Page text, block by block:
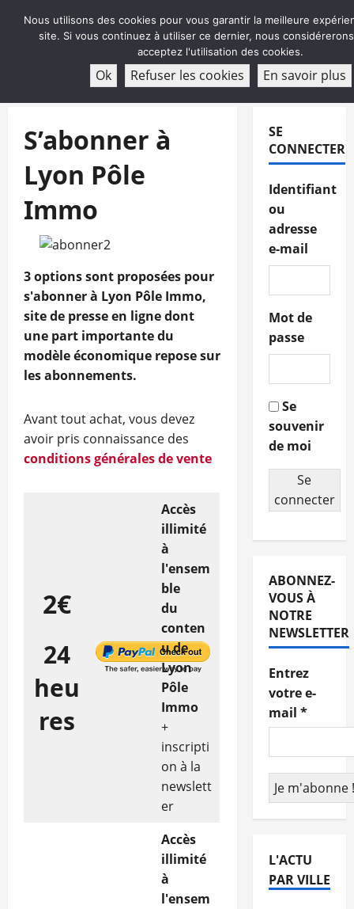
ABONNEMENT
S’abonner à
Lyon Pôle
Immo
3 options sont proposées pour
s'abonner à Lyon Pôle Immo,
site de presse en ligne dont
une part importante du
modèle économique repose sur
les abonnements.
Avant tout achat, vous devez
avoir pris connaissance des
conditions générales de vente
2€
24
heu
res
Accès
illimité
à
l'ensem
ble
du
conten
u de
Lyon
Pôle
Immo
+
inscripti
on à la
newslett
er
Accès
illimité
à
l'ensem
SE
CONNECTER
Identifiant
ou
adresse
e-mail
Mot de
passe
Se
souvenir
de moi
Se
connecter
ABONNEZ-
VOUS À
NOTRE
NEWSLETTER
Entrez
votre e-
mail *
L'ACTU
PAR VILLE
Nous utilisons des cookies pour vous garantir la meilleure
site. Si vous continuez à utiliser ce dernier, nous
acceptez l'utilisation des cookies.
Ok Refuser les cookies En savoir plus